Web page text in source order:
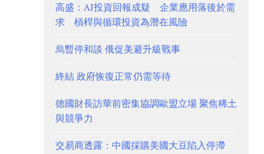
高盛：AI投資回報成疑 企業應用落後於需
求 槓桿與循環投資為潛在風險
烏暫停和談 俄促美避升級戰事
終結 政府恢復正常仍需等待
德國財長訪華前密集協調歐盟立場 聚焦稀土
與競爭力
交易商透露：中國採購美國大豆陷入停滯